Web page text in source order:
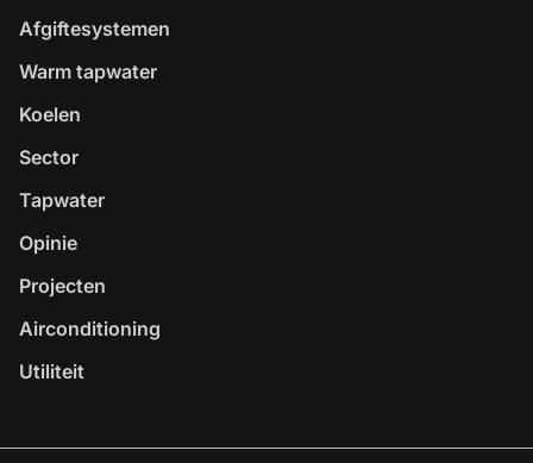
Afgiftesystemen
Warm tapwater
Koelen
Sector
Tapwater
Opinie
Projecten
Airconditioning
Utiliteit